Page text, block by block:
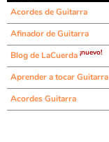
Acordes de Guitarra
Afinador de Guitarra
Blog de LaCuerda ¡nuevo!
Aprender a tocar Guitarra
Acordes Guitarra